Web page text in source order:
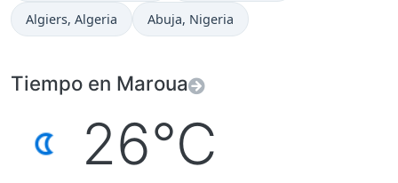
Hora actual en
Algiers, Algeria Hora actual en
Abuja, Nigeria
Tiempo en Maroua
26°C